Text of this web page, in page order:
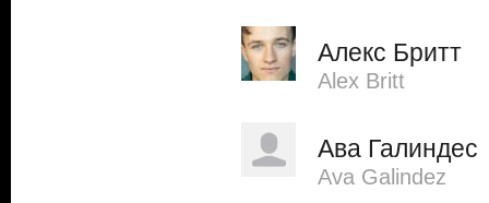
Алекс Бритт
Alex Britt
Ава Галиндес
Ava Galindez